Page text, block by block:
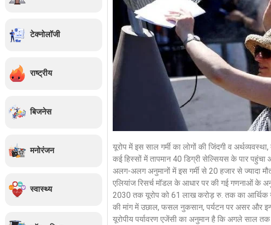
टेक्नोलॉजी
राष्ट्रीय
बिजनेस
मनोरंजन
स्वास्थ्य
यूरोप में इस साल गर्मी का लोगों की जिंदगी व
कई हिस्सों में तापमान 40 डिग्री सेल्सियस के पार
अलग-अलग अनुमानों में इस गर्मी से 20 हजार से ज्यादा
एलियांज रिसर्च मॉडल के आधार पर की गई गणनाओं के
2030 तक यूरोप को 61 लाख करोड़ रु. तक का आर्थिक
की मांग में उछाल, फसल नुकसान, पर्यटन पर असर और
यूरोपीय पर्यावरण एजेंसी का अनुमान है कि अगले साल